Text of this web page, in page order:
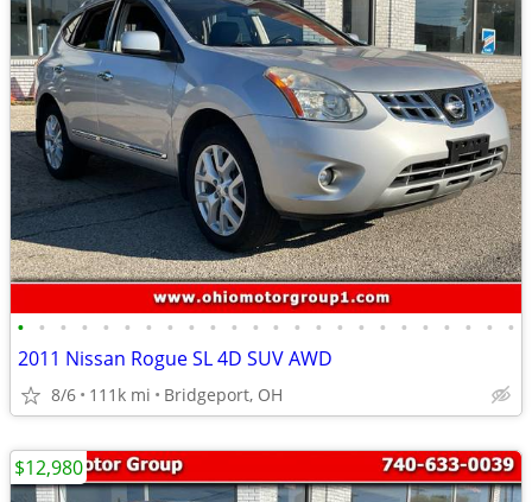
• • • • • • • • • • • • • • • • • • • • • • • •
2011 Nissan Rogue SL 4D SUV AWD
8/6 111k mi Bridgeport, OH
$12,980